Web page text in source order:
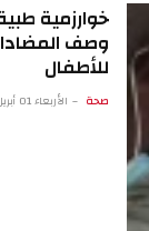
خوارزمية
وصف
للأطفال
صحة الأربعاء 01 أبريل 4:04 ص